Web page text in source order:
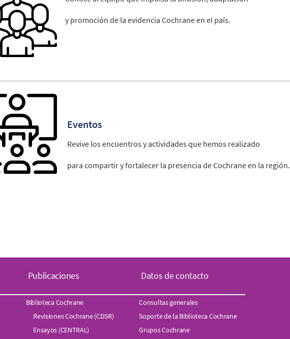
y promoción de la evidencia Cochrane en el país.
Eventos
Revive los encuentros y actividades que hemos realizado
para compartir y fortalecer la presencia de Cochrane en la región.
Publicaciones
Biblioteca Cochrane
Revisiones Cochrane (CDSR)
Ensayos (CENTRAL)
Datos de contacto
Consultas generales
Soporte de la Biblioteca Cochrane
Grupos Cochrane